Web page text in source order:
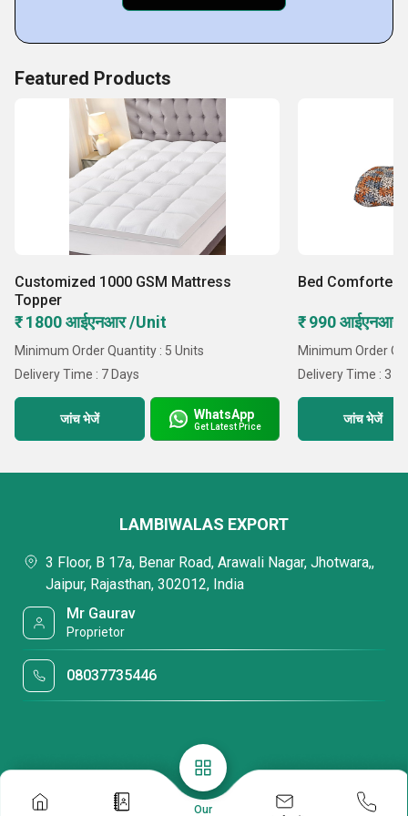
Featured Products
Customized 1000 GSM Mattress
Topper
₹ 1800 आईएनआर /Unit
Minimum Order Quantity : 5 Units
Delivery Time : 7 Days
जांच भेजें WhatsApp
Get Latest Price
Bed Comforter
₹ 990 आईएनआर
Minimum Order
Delivery Time : 3
जांच भेजें
Our
LAMBIWALAS EXPORT
3 Floor, B 17a, Benar Road, Arawali Nagar, Jhotwara,,
Jaipur, Rajasthan, 302012, India
Mr Gaurav
Proprietor
08037735446